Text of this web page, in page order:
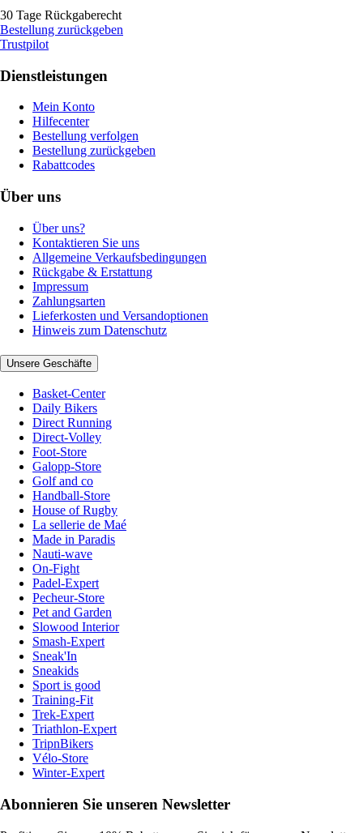
30 Tage Rückgaberecht
Bestellung zurückgeben
Trustpilot
Dienstleistungen
Mein Konto
Hilfecenter
Bestellung verfolgen
Bestellung zurückgeben
Rabattcodes
Über uns
Über uns?
Kontaktieren Sie uns
Allgemeine Verkaufsbedingungen
Rückgabe & Erstattung
Impressum
Zahlungsarten
Lieferkosten und Versandoptionen
Hinweis zum Datenschutz
Unsere Geschäfte
Basket-Center
Daily Bikers
Direct Running
Direct-Volley
Foot-Store
Galopp-Store
Golf and co
Handball-Store
House of Rugby
La sellerie de Maé
Made in Paradis
Nauti-wave
On-Fight
Padel-Expert
Pecheur-Store
Pet and Garden
Slowood Interior
Smash-Expert
Sneak'In
Sneakids
Sport is good
Training-Fit
Trek-Expert
Triathlon-Expert
TripnBikers
Vélo-Store
Winter-Expert
Abonnieren Sie unseren Newsletter